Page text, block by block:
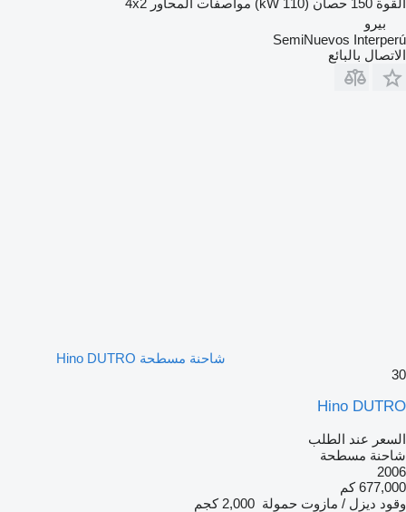
بيرو
SemiNuevos Interperú
الاتصال بالبائع
شاحنة مسطحة Hino DUTRO
30
Hino DUTRO
السعر عند الطلب
شاحنة مسطحة
2006
677,000 كم
وقود ديزل / مازوت حمولة 2,000 كجم